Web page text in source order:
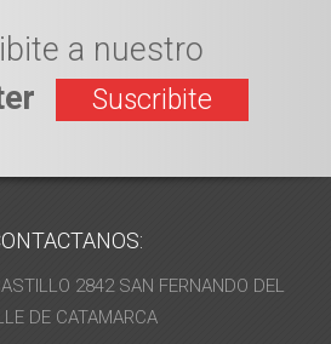
a nuestro
Suscribite
2842 SAN FERNANDO DEL
DE CATAMARCA